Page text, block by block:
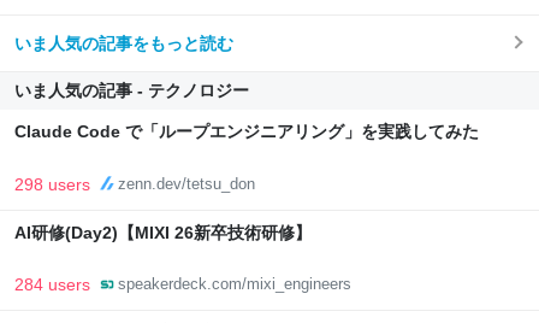
いま人気の記事をもっと読む
いま人気の記事 - テクノロジー
Claude Code で「ループエンジニアリング」を実践してみた
298 users zenn.dev/tetsu_don
AI研修(Day2)【MIXI 26新卒技術研修】
284 users speakerdeck.com/mixi_engineers